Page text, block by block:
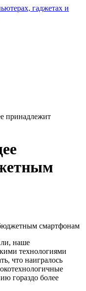
гаджетах и
принадлежит
наше
технологиями
что наигралось
гораздо более